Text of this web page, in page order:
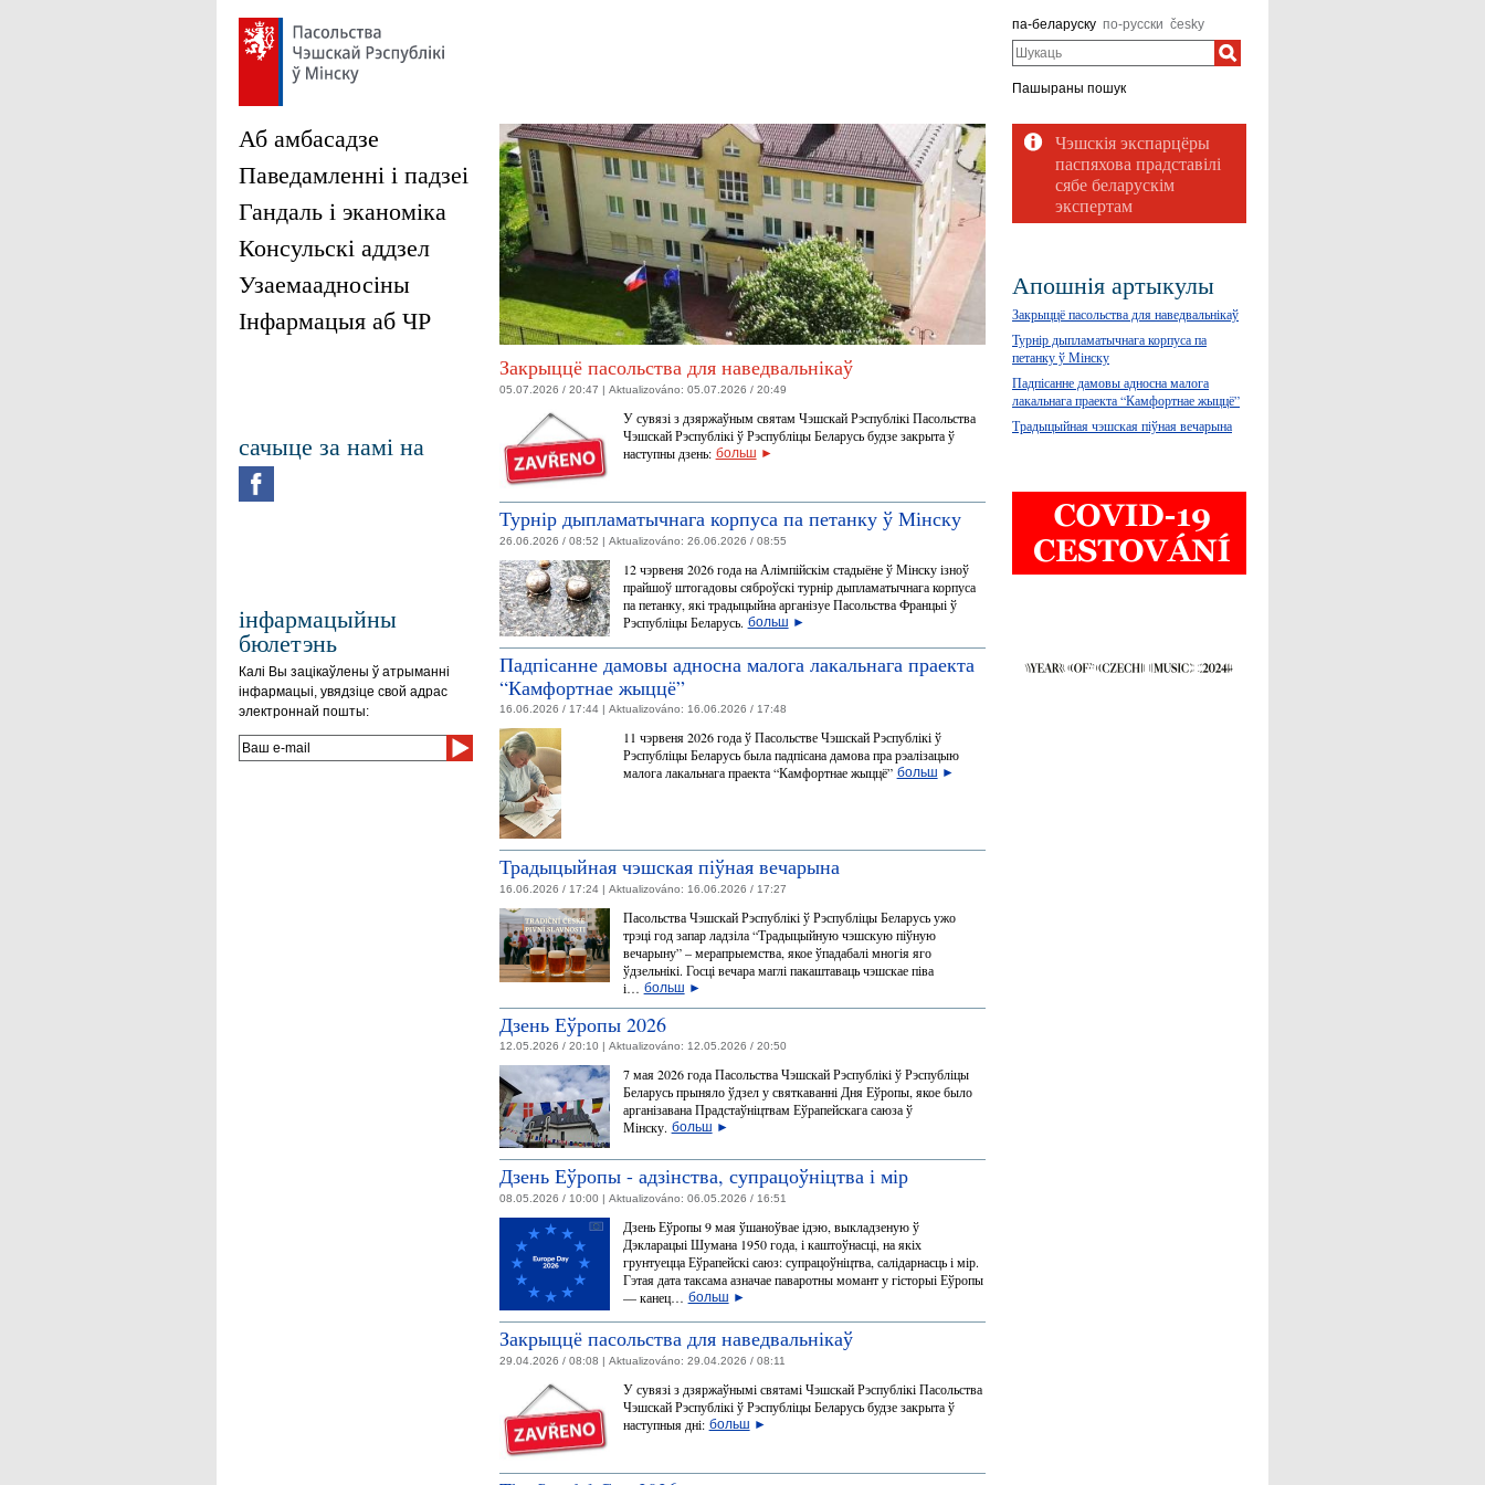
па-беларуску по-русски česky
Шукаць
Пашыраны пошук
Закрыццё пасольства для наведвальнікаў
05.07.2026 / 20:47 | Aktualizováno: 05.07.2026 / 20:49
У сувязі з дзяржаўным святам Чэшскай Рэспублікі Пасольства
Чэшскай Рэспублікі ў Рэспубліцы Беларусь будзе закрыта ў
наступны дзень: больш ►
Турнір дыпламатычнага корпуса па петанку ў Мінску
26.06.2026 / 08:52 | Aktualizováno: 26.06.2026 / 08:55
12 чэрвеня 2026 года на Алімпійскім стадыёне ў Мінску ізноў
прайшоў штогадовы сяброўскі турнір дыпламатычнага корпуса
па петанку, які традыцыйна арганізуе Пасольства Францыі ў
Рэспубліцы Беларусь. больш ►
Падпісанне дамовы адносна малога лакальнага праекта
“Камфортнае жыццё”
16.06.2026 / 17:44 | Aktualizováno: 16.06.2026 / 17:48
11 чэрвеня 2026 года ў Пасольстве Чэшскай Рэспублікі ў
Рэспубліцы Беларусь была падпісана дамова пра рэалізацыю
малога лакальнага праекта “Камфортнае жыццё” больш ►
Традыцыйная чэшская піўная вечарына
16.06.2026 / 17:24 | Aktualizováno: 16.06.2026 / 17:27
Пасольства Чэшскай Рэспублікі ў Рэспубліцы Беларусь ужо
трэці год запар ладзіла “Традыцыйную чэшскую піўную
вечарыну” – мерапрыемства, якое ўпадабалі многія яго
ўдзельнікі. Госці вечара маглі пакаштаваць чэшскае піва
і… больш ►
Дзень Еўропы 2026
12.05.2026 / 20:10 | Aktualizováno: 12.05.2026 / 20:50
7 мая 2026 года Пасольства Чэшскай Рэспублікі ў Рэспубліцы
Беларусь прыняло ўдзел у святкаванні Дня Еўропы, якое было
арганізавана Прадстаўніцтвам Еўрапейскага саюза ў
Мінску. больш ►
Дзень Еўропы - адзінства, супрацоўніцтва і мір
08.05.2026 / 10:00 | Aktualizováno: 06.05.2026 / 16:51
Дзень Еўропы 9 мая ўшаноўвае ідэю, выкладзеную ў
Дэкларацыі Шумана 1950 года, і каштоўнасці, на якіх
грунтуецца Еўрапейскі саюз: супрацоўніцтва, салідарнасць і мір.
Гэтая дата таксама азначае паваротны момант у гісторыі Еўропы
— канец… больш ►
Закрыццё пасольства для наведвальнікаў
29.04.2026 / 08:08 | Aktualizováno: 29.04.2026 / 08:11
У сувязі з дзяржаўнымі святамі Чэшскай Рэспублікі Пасольства
Чэшскай Рэспублікі ў Рэспубліцы Беларусь будзе закрыта ў
наступныя дні: больш ►
Аб амбасадзе
Паведамленні і падзеі
Гандаль і эканоміка
Консульскі аддзел
Узаемаадносіны
Інфармацыя аб ЧР
сачыце за намі на
інфармацыйны
бюлетэнь
Калі Вы зацікаўлены ў атрыманні
інфармацыі, увядзіце свой адрас
электроннай пошты:
Апошнія артыкулы
Закрыццё пасольства для наведвальнікаў
Турнір дыпламатычнага корпуса па
петанку ў Мінску
Падпісанне дамовы адносна малога
лакальнага праекта “Камфортнае жыццё”
Традыцыйная чэшская піўная вечарына